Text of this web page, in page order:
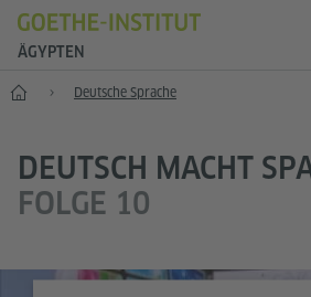
ÄGYPTEN
Start Deutsche Sprache
DEUTSCH MACHT
FOLGE 10